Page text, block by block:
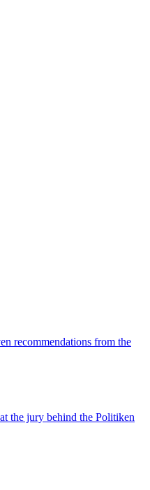
recommendations from the
the jury behind the Politiken